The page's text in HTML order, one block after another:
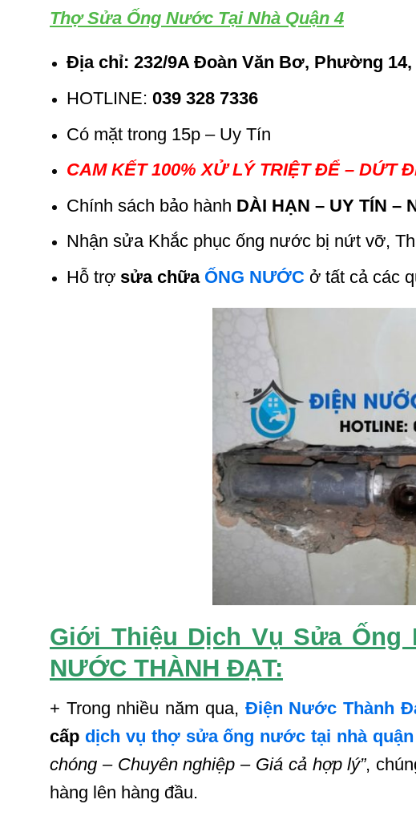
Thợ Sửa Ống Nước Tại Nhà Quận 4
Địa chỉ: 232/9A Đoàn Văn Bơ, Phường 14,
HOTLINE: 039 328 7336
Có mặt trong 15p – Uy Tín
CAM KẾT 100% XỬ LÝ TRIỆT ĐỂ – DỨT
Chính sách bảo hành DÀI HẠN – UY TÍN –
Nhận sửa Khắc phục ống nước bị nứt vỡ,
Hỗ trợ sửa chữa ỐNG NƯỚC ở tất cả các
Giới Thiệu Dịch Vụ Sửa Ống
NƯỚC THÀNH ĐẠT:
+ Trong nhiều năm qua, Điện Nước Thành
cấp dịch vụ thợ sửa ống nước tại nhà
chóng – Chuyên nghiệp – Giá cả hợp lý”,
hàng lên hàng đầu.